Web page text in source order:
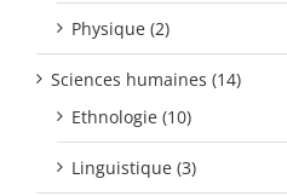
Physique (2)
Sciences humaines (14)
Ethnologie (10)
Linguistique (3)